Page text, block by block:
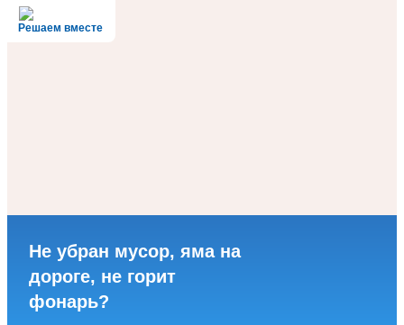
Решаем вместе
Не убран мусор, яма на
дороге, не горит
фонарь?